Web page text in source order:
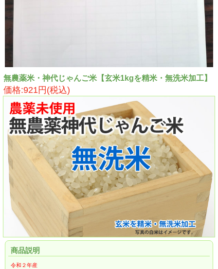
無農薬米・神代じゃんご米【玄米1kgを精米・無洗米加工】
価格:921円(税込)
商品説明
令和２年産